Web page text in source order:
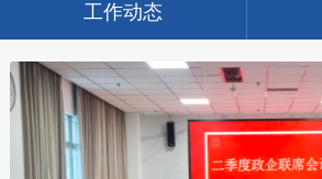
工作动态